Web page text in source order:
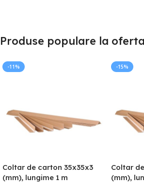
Produse populare la oferta
-11%
Coltar de carton 35x35x3
(mm), lungime 1 m
-15%
Coltar
(mm),